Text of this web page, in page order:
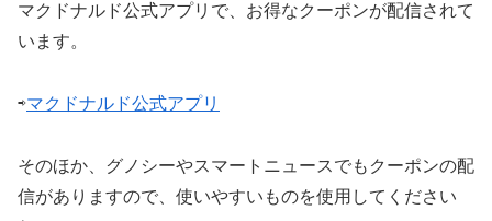
マクドナルド公式アプリで、お得なクーポンが配信されて
います。
⇨マクドナルド公式アプリ
そのほか、グノシーやスマートニュースでもクーポンの配
信がありますので、使いやすいものを使用してください